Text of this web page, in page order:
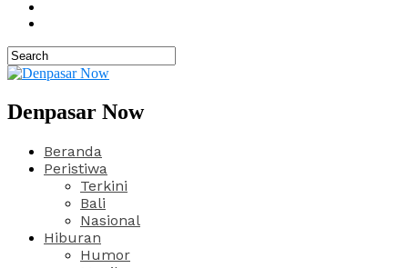
Denpasar Now
Beranda
Peristiwa
Terkini
Bali
Nasional
Hiburan
Humor